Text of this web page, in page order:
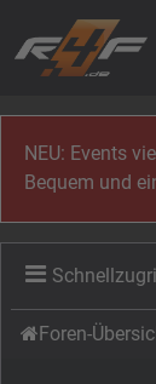
NEU: Events
Bequem und
Foren-